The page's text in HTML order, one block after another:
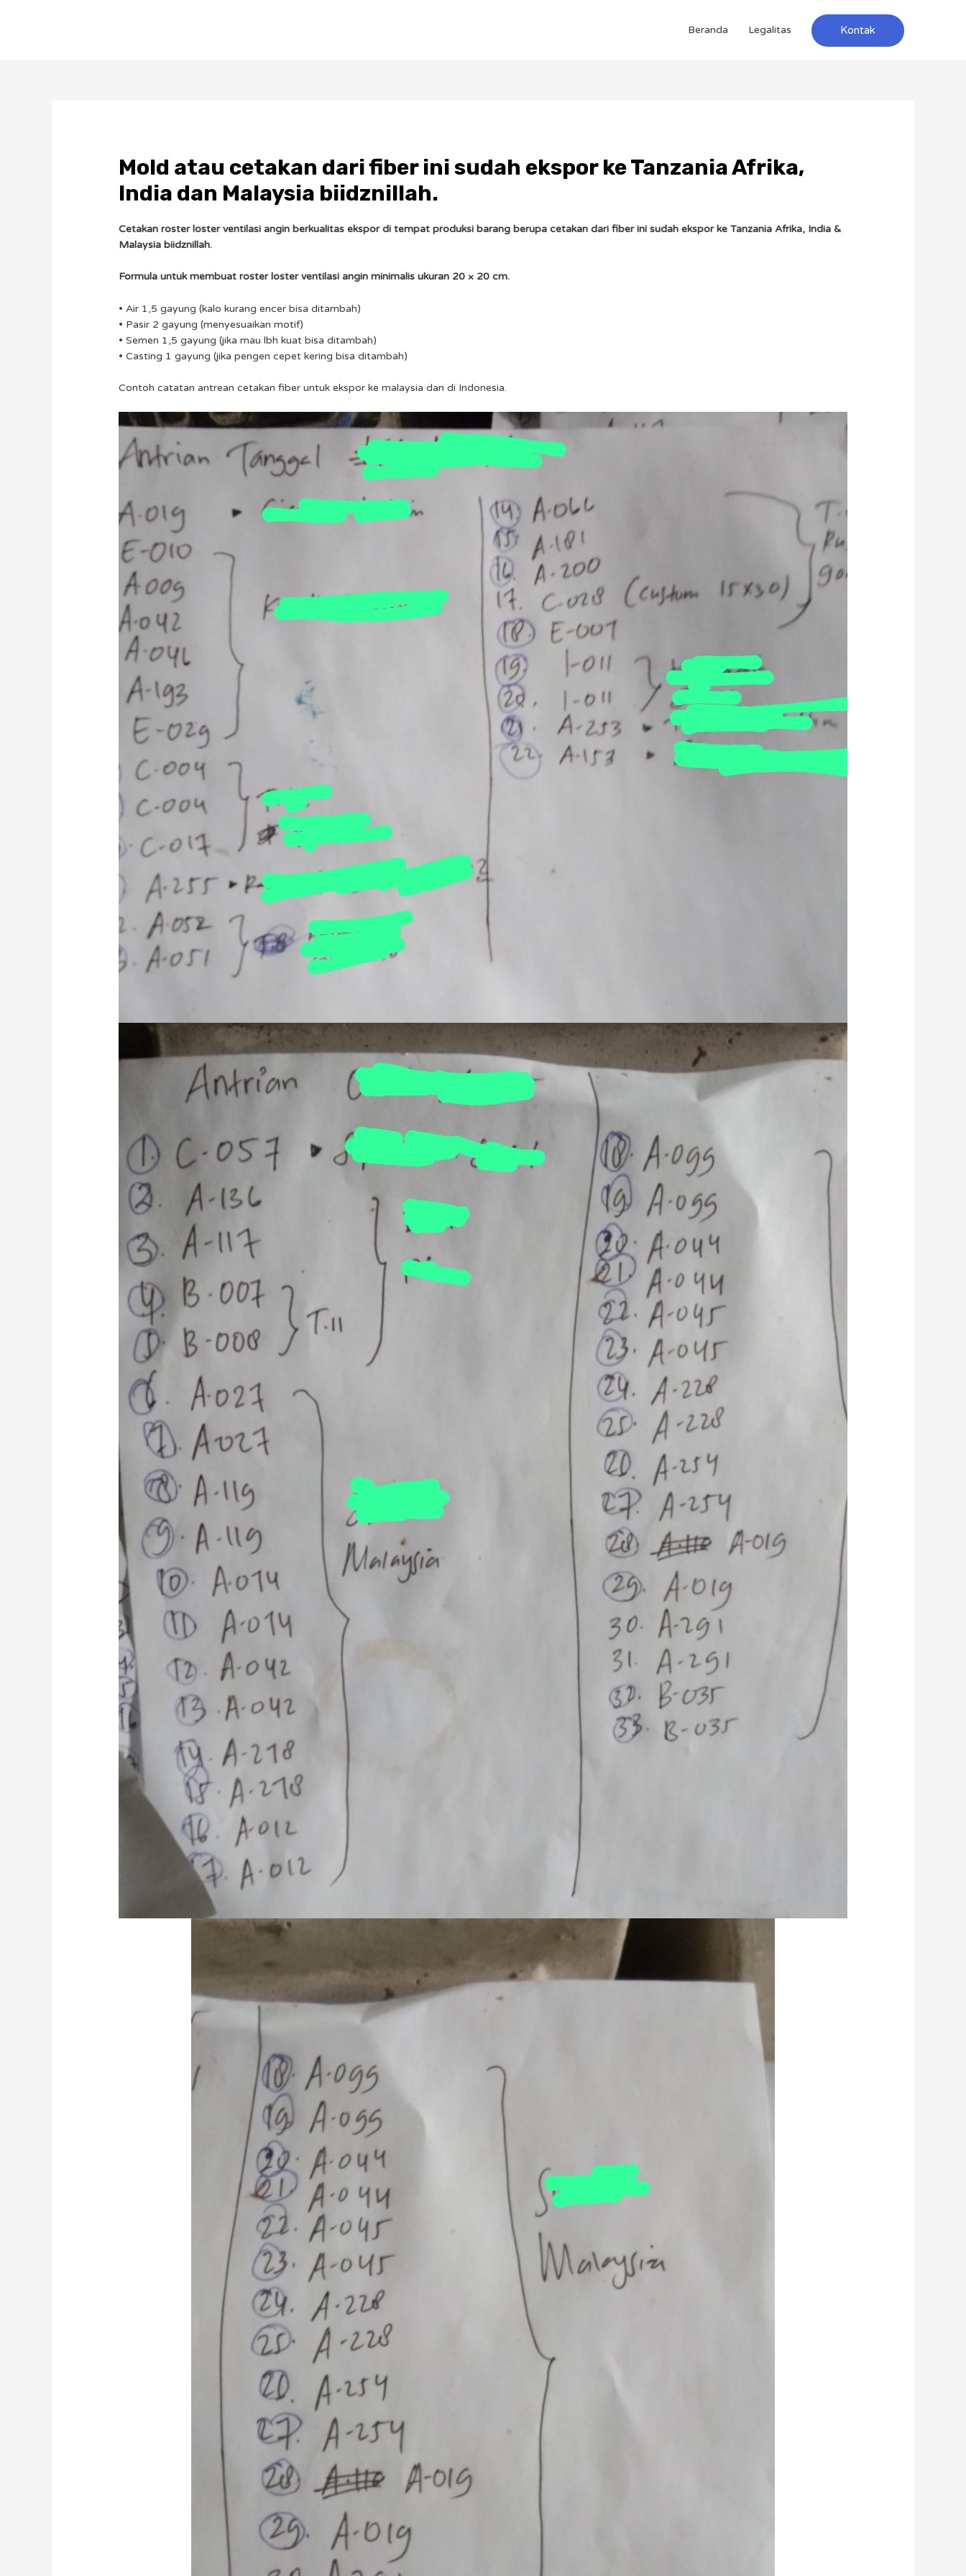
Beranda Legalitas Kontak
Mold atau cetakan dari fiber ini sudah ekspor ke Tanzania Afrika,
India dan Malaysia biidznillah.
Cetakan roster loster ventilasi angin berkualitas ekspor di tempat produksi barang berupa cetakan dari fiber ini sudah ekspor ke Tanzania Afrika, India &
Malaysia biidznillah.
Formula untuk membuat roster loster ventilasi angin minimalis ukuran 20 × 20 cm.
• Air 1,5 gayung (kalo kurang encer bisa ditambah)
• Pasir 2 gayung (menyesuaikan motif)
• Semen 1,5 gayung (jika mau lbh kuat bisa ditambah)
• Casting 1 gayung (jika pengen cepet kering bisa ditambah)
Contoh catatan antrean cetakan fiber untuk ekspor ke malaysia dan di Indonesia.